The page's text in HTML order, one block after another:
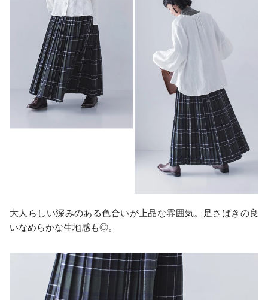
大人らしい深みのある色合いが上品な雰囲気。足さばきの良
いなめらかな生地感も◎。